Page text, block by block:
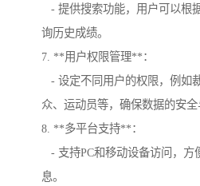
- 提供搜索功能，用户可以根
询历史成绩。
7. **用户权限管理**：
- 设定不同用户的权限，例如
众、运动员等，确保数据的安全
8. **多平台支持**：
- 支持PC和移动设备访问，方
息。